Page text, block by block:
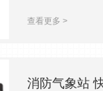
素的影响. 湿度、
查看更多 >
消防气象站